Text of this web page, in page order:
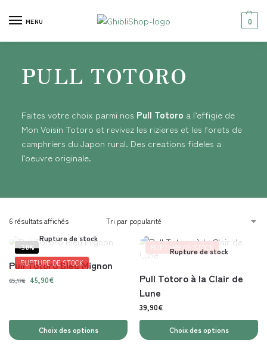
MENU 0
PULL TOTORO
Faites votre choix parmi nos Pull Totoro a l’effigie de
Mon Voisin Totoro et revivez les rizieres et les forets de
camphriers du Japon rural. Des creations fideles a
l’oeuvre originale.
6 résultats affichés
-30%
RUPTURE DE STOCK
Rupture de stock
Pull Totoro Bleu Mignon
65,17€ 45,90€
Choix des options
RUPTURE DE STOCK
Rupture de stock
Pull Totoro à la Clair de
Lune
39,90€
Choix des options